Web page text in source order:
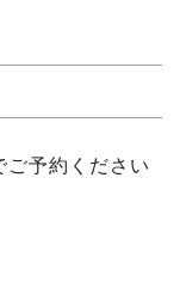
予約ください